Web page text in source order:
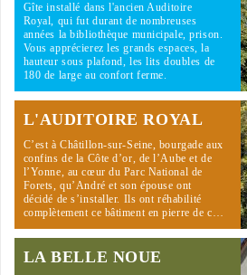
Gîte installé dans l'ancien Auditoire
Royal, qui fut durant de nombreuses
années la bibliothèque municipale, prison.
Vous apprécierez les grands espaces, la
hauteur sous plafond, les lits doubles de
180 de large au confort ferme.
L'AUDITOIRE ROYAL
C’est à Châtillon-sur-Seine, bourgade aux
confins de la Côte d’or, de l’Aube et de
l’Yonne, au cœur du Parc National de
Forets, qu’André et son épouse ont
décidé de s’installer. Ils ont réhabilité
complètement ce bâtiment en pierre de c…
LA BELLE NOUE